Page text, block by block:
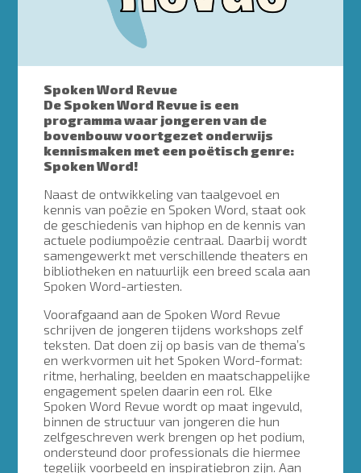
Spoken Word Revue
De Spoken Word Revue is een
programma waar jongeren van de
bovenbouw voortgezet onderwijs
kennismaken met een poëtisch genre:
Spoken Word!
Naast de ontwikkeling van taalgevoel en
kennis van poëzie en Spoken Word, staat ook
de geschiedenis van hiphop en de kennis van
actuele podiumpoëzie centraal. Daarbij wordt
samengewerkt met verschillende theaters en
bibliotheken en natuurlijk een breed scala aan
Spoken Word-artiesten.
Voorafgaand aan de Spoken Word Revue
schrijven de jongeren tijdens workshops zelf
teksten. Dat doen zij op basis van de thema’s
en werkvormen uit het Spoken Word-format:
ritme, herhaling, beelden en maatschappelijke
engagement spelen daarin een rol. Elke
Spoken Word Revue wordt op maat ingevuld,
binnen de structuur van jongeren die hun
zelfgeschreven werk brengen op het podium,
ondersteund door professionals die hiermee
tegelijk voorbeeld en inspiratiebron zijn. Aan